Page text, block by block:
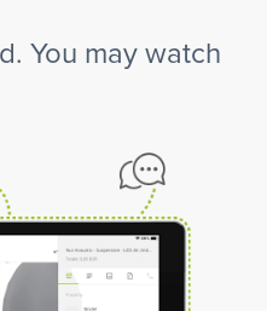
You may watch